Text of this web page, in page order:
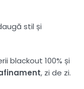
stil și
blackout 100% și
, zi de zi.